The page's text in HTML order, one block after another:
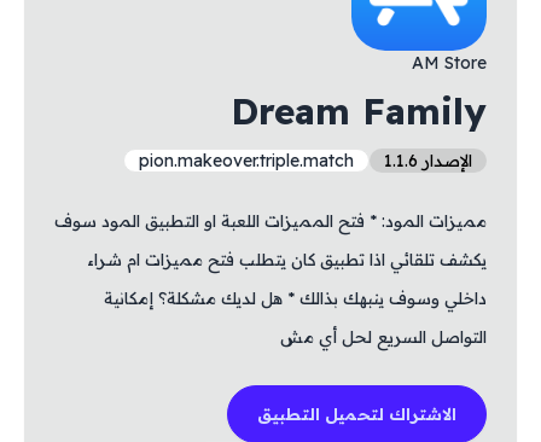
AM Store
Dream Family
الإصدار 1.1.6 pion.makeover.triple.match
مميزات المود: * فتح المميزات اللعبة او التطبيق المود سوف
يكشف تلقائي اذا تطبيق كان يتطلب فتح مميزات ام شراء
داخلي وسوف ينبهك بذالك * هل لديك مشكلة؟ إمكانية
التواصل السريع لحل أي مش
الاشتراك لتحميل التطبيق